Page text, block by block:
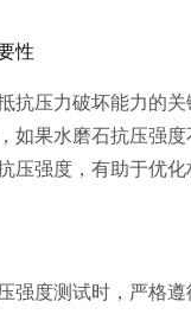
性
抗压力破坏能力的
如果水磨石抗压强
压强度，有助于优
强度测试时，严格